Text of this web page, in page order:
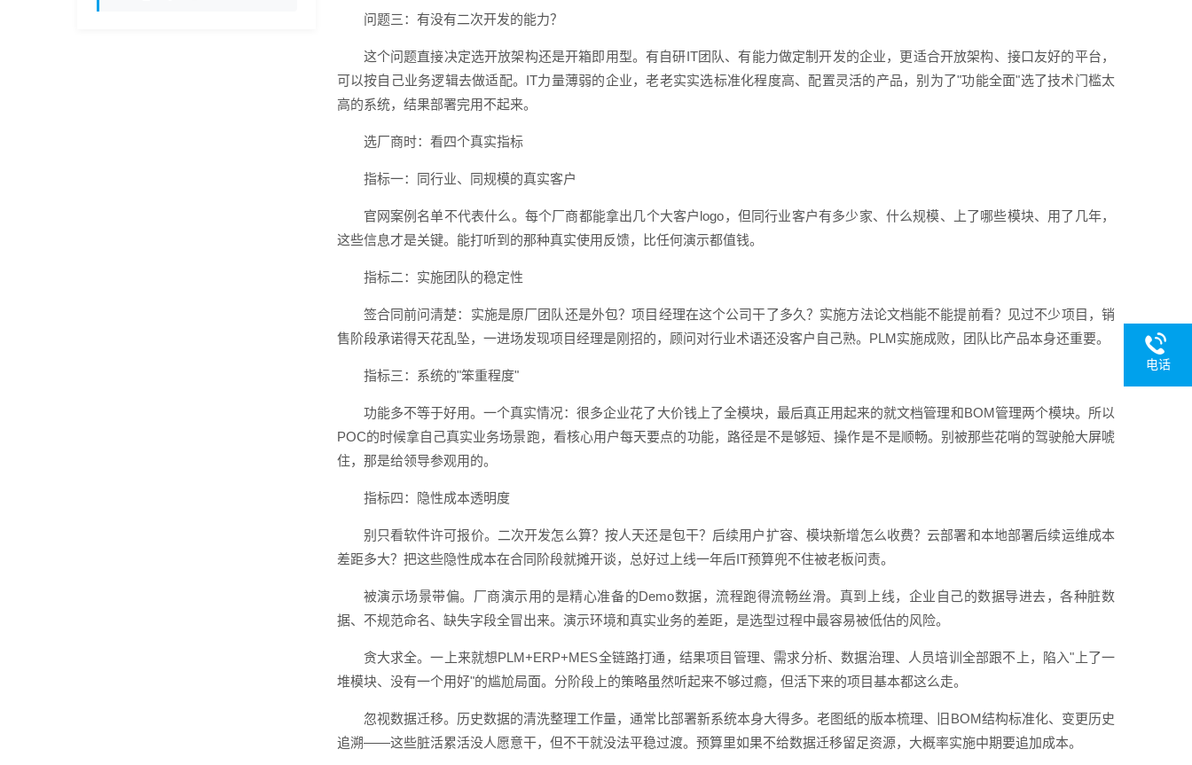
问题三：有没有二次开发的能力？
这个问题直接决定选开放架构还是开箱即用型。有自研IT团队、有能力做定制开发的企业，更适合开放架构、接口友好的平台，
可以按自己业务逻辑去做适配。IT力量薄弱的企业，老老实实选标准化程度高、配置灵活的产品，别为了"功能全面"选了技术门槛太
高的系统，结果部署完用不起来。
选厂商时：看四个真实指标
指标一：同行业、同规模的真实客户
官网案例名单不代表什么。每个厂商都能拿出几个大客户logo，但同行业客户有多少家、什么规模、上了哪些模块、用了几年，
这些信息才是关键。能打听到的那种真实使用反馈，比任何演示都值钱。
指标二：实施团队的稳定性
签合同前问清楚：实施是原厂团队还是外包？项目经理在这个公司干了多久？实施方法论文档能不能提前看？见过不少项目，销
售阶段承诺得天花乱坠，一进场发现项目经理是刚招的，顾问对行业术语还没客户自己熟。PLM实施成败，团队比产品本身还重要。
指标三：系统的"笨重程度"
功能多不等于好用。一个真实情况：很多企业花了大价钱上了全模块，最后真正用起来的就文档管理和BOM管理两个模块。所以
POC的时候拿自己真实业务场景跑，看核心用户每天要点的功能，路径是不是够短、操作是不是顺畅。别被那些花哨的驾驶舱大屏唬
住，那是给领导参观用的。
指标四：隐性成本透明度
别只看软件许可报价。二次开发怎么算？按人天还是包干？后续用户扩容、模块新增怎么收费？云部署和本地部署后续运维成本
差距多大？把这些隐性成本在合同阶段就摊开谈，总好过上线一年后IT预算兜不住被老板问责。
被演示场景带偏。厂商演示用的是精心准备的Demo数据，流程跑得流畅丝滑。真到上线，企业自己的数据导进去，各种脏数
据、不规范命名、缺失字段全冒出来。演示环境和真实业务的差距，是选型过程中最容易被低估的风险。
贪大求全。一上来就想PLM+ERP+MES全链路打通，结果项目管理、需求分析、数据治理、人员培训全部跟不上，陷入"上了一
堆模块、没有一个用好"的尴尬局面。分阶段上的策略虽然听起来不够过瘾，但活下来的项目基本都这么走。
忽视数据迁移。历史数据的清洗整理工作量，通常比部署新系统本身大得多。老图纸的版本梳理、旧BOM结构标准化、变更历史
追溯——这些脏活累活没人愿意干，但不干就没法平稳过渡。预算里如果不给数据迁移留足资源，大概率实施中期要追加成本。
电话